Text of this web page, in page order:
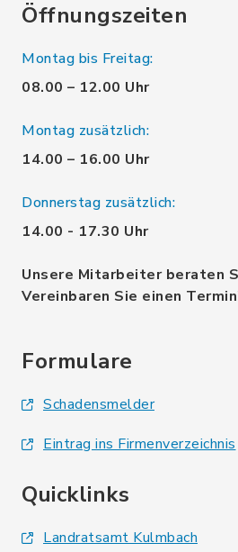
Öffnungszeiten
Montag bis Freitag:
08.00 – 12.00 Uhr
Montag zusätzlich:
14.00 – 16.00 Uhr
Donnerstag zusätzlich:
14.00 - 17.30 Uhr
Unsere Mitarbeiter beraten
Vereinbaren Sie einen
Formulare
Schadensmelder
Eintrag ins Firmenverzeichnis
Quicklinks
Landratsamt Kulmbach